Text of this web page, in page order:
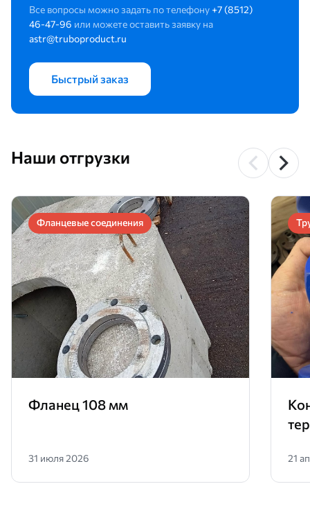
Все вопросы можно задать по телефону +7 (8512)
46-47-96 или можете оставить заявку на
astr@truboproduct.ru
Быстрый заказ
Наши отгрузки
Фланцевые соединения
Фланец 108 мм
31 июля 2026 21